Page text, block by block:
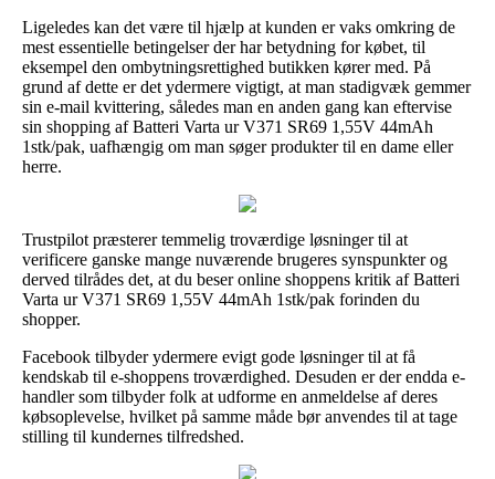
Ligeledes kan det være til hjælp at kunden er vaks omkring de
mest essentielle betingelser der har betydning for købet, til
eksempel den ombytningsrettighed butikken kører med. På
grund af dette er det ydermere vigtigt, at man stadigvæk gemmer
sin e-mail kvittering, således man en anden gang kan eftervise
sin shopping af Batteri Varta ur V371 SR69 1,55V 44mAh
1stk/pak, uafhængig om man søger produkter til en dame eller
herre.
Trustpilot præsterer temmelig troværdige løsninger til at
verificere ganske mange nuværende brugeres synspunkter og
derved tilrådes det, at du beser online shoppens kritik af Batteri
Varta ur V371 SR69 1,55V 44mAh 1stk/pak forinden du
shopper.
Facebook tilbyder ydermere evigt gode løsninger til at få
kendskab til e-shoppens troværdighed. Desuden er der endda e-
handler som tilbyder folk at udforme en anmeldelse af deres
købsoplevelse, hvilket på samme måde bør anvendes til at tage
stilling til kundernes tilfredshed.